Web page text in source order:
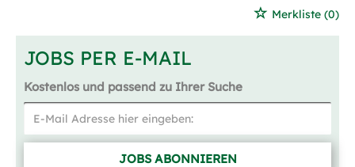
Merkliste (0)
JOBS PER E-MAIL
Kostenlos und passend zu Ihrer Suche
JOBS ABONNIEREN